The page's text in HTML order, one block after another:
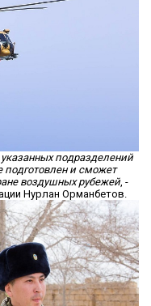
подразделений
подготовлен и сможет
воздушных рубежей, -
Нурлан Орманбетов.